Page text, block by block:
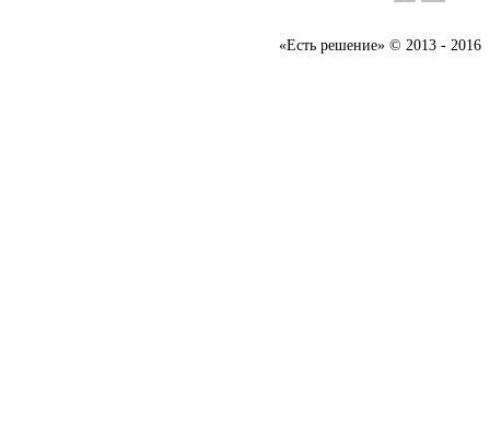
«Есть решение» © 2013 - 2016